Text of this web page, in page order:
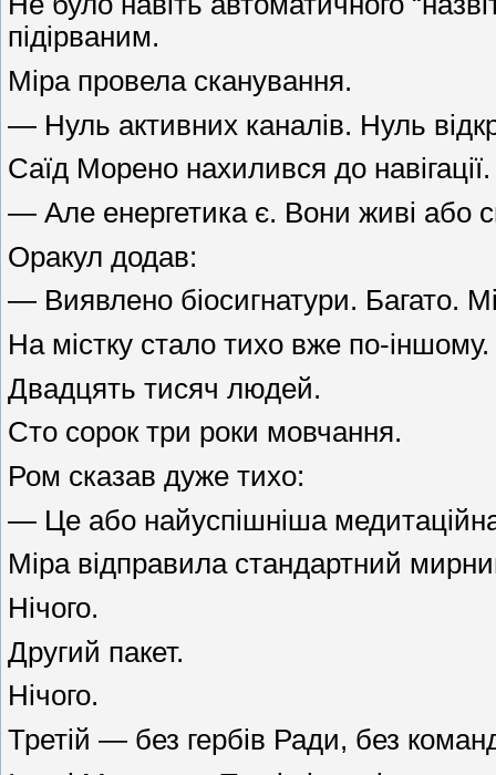
підірваним.
Міра провела сканування.
— Нуль активних каналів. Нуль
Саїд Морено нахилився до навігації.
— Але енергетика є. Вони живі або
Оракул додав:
— Виявлено біосигнатури. Багато.
На містку стало тихо вже по-іншому.
Двадцять тисяч людей.
Сто сорок три роки мовчання.
Ром сказав дуже тихо:
— Це або найуспішніша медитаційна
Міра відправила стандартний
Нічого.
Другий пакет.
Нічого.
Третій — без гербів Ради, без